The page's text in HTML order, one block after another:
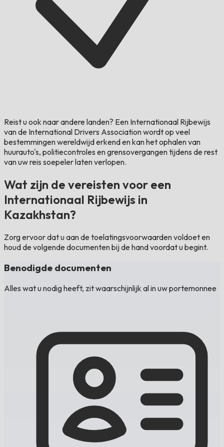
Reist u ook naar andere landen? Een Internationaal Rijbewijs
van de International Drivers Association wordt op veel
bestemmingen wereldwijd erkend en kan het ophalen van
huurauto's, politiecontroles en grensovergangen tijdens de rest
van uw reis soepeler laten verlopen.
Wat zijn de vereisten voor een
Internationaal Rijbewijs in
Kazakhstan?
Zorg ervoor dat u aan de toelatingsvoorwaarden voldoet en
houd de volgende documenten bij de hand voordat u begint.
Benodigde documenten
Alles wat u nodig heeft, zit waarschijnlijk al in uw portemonnee